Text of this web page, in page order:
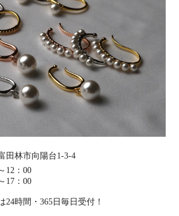
田林市向陽台1-3-4
12：00
17：00
24時間・365日毎日受付！